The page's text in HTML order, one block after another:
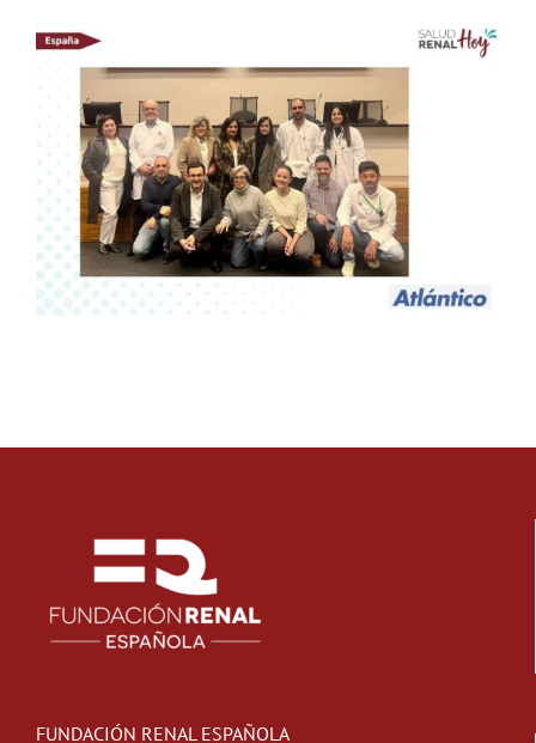
FUNDACIÓN RENAL ESPAÑOLA